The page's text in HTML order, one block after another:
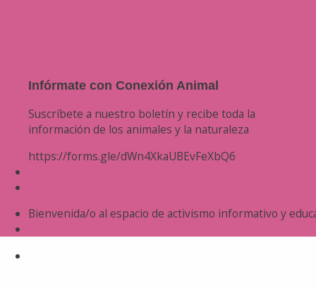
Infórmate con Conexión Animal
Suscríbete a nuestro boletín y recibe toda la
información de los animales y la naturaleza
https://forms.gle/dWn4XkaUBEvFeXbQ6
Bienvenida/o al espacio de activismo informativo y